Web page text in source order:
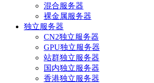
混合服务器
裸金属服务器
独立服务器
CN2独立服务器
GPU独立服务器
站群独立服务器
国内独立服务器
香港独立服务器